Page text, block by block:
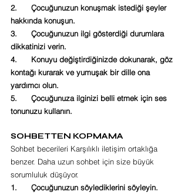
2.      Çocuğunuzun konuşmak istediği şeyler
hakkında konuşun.
3.      Çocuğunuzun ilgi gösterdiği durumlara
dikkatinizi verin.
4.      Konuyu değiştirdiğinizde dokunarak, göz
kontağı kurarak ve yumuşak bir dille ona
yardımcı olun.
5.      Çocuğunuza ilginizi belli etmek için ses
tonunuzu kullanın.
SOHBETTEN KOPMAMA
Sohbet becerileri Karşılıklı iletişim ortaklığa
benzer. Daha uzun sohbet için size büyük
sorumluluk düşüyor.
1.      Çocuğunuzun söylediklerini söyleyin.